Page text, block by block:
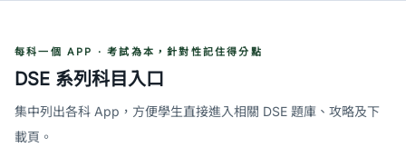
每科一個 APP · 考試為本，針對性記住得分點
DSE 系列科目入口
集中列出各科 App，方便學生直接進入相關 DSE 題庫、攻略及下
載頁。